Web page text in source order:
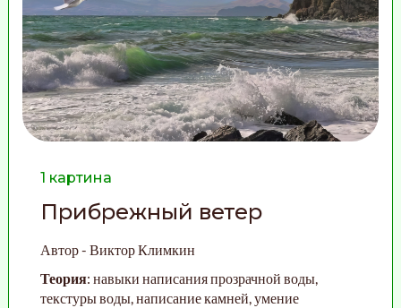
1 картина
Прибрежный ветер
Автор - Виктор Климкин
Теория: навыки написания прозрачной воды,
текстуры воды, написание камней, умение